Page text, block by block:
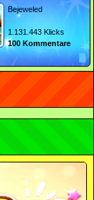
Bejeweled
1.131.443 Klicks
100 Kommentare